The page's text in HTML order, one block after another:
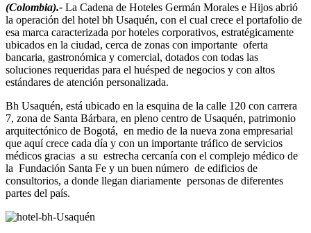
(Colombia).- La Cadena de Hoteles Germán Morales e Hijos abrió
la operación del hotel bh Usaquén, con el cual crece el portafolio de
esa marca caracterizada por hoteles corporativos, estratégicamente
ubicados en la ciudad, cerca de zonas con importante oferta
bancaria, gastronómica y comercial, dotados con todas las
soluciones requeridas para el huésped de negocios y con altos
estándares de atención personalizada.
Bh Usaquén, está ubicado en la esquina de la calle 120 con carrera
7, zona de Santa Bárbara, en pleno centro de Usaquén, patrimonio
arquitectónico de Bogotá, en medio de la nueva zona empresarial
que aquí crece cada día y con un importante tráfico de servicios
médicos gracias a su estrecha cercanía con el complejo médico de
la Fundación Santa Fe y un buen número de edificios de
consultorios, a donde llegan diariamente personas de diferentes
partes del país.